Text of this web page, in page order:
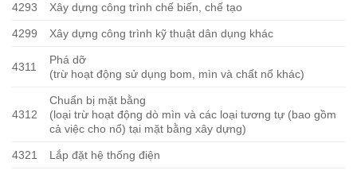
4293 Xây dựng công trình chế biến, chế tạo
4299 Xây dựng công trình kỹ thuật dân dụng khác
4311
Phá dỡ
(trừ hoạt động sử dụng bom, mìn và chất nổ khác)
4312
Chuẩn bị mặt bằng
(loại trừ hoạt động dò mìn và các loại tương tự (bao gồm
cả việc cho nổ) tại mặt bằng xây dựng)
4321 Lắp đặt hệ thống điện